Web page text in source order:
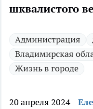
шквалистого
Администрация
Владимирская
Жизнь в городе
20 апреля 2024